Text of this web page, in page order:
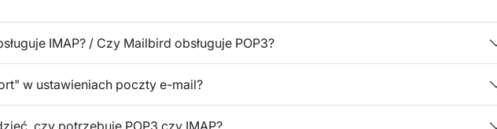
IMAP? / Czy Mailbird obsługuje POP3?
w ustawieniach poczty e-mail?
czy potrzebuję POP3 czy IMAP?